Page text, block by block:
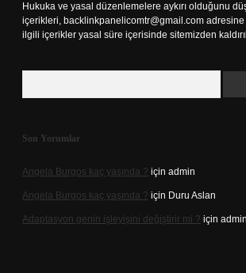
Hukuka ve yasal düzenlemelere aykırı olduğunu
içerikleri, backlinkpanelicomtr@gmail.com
ilgili içerikler yasal süre içerisinde sitemizden
Son Yorumlar
Angela Burgos kaç yaşında ? için admin
Angela Burgos kaç yaşında ? için Duru Aslan
Adaptasyon genin işleyişini değiştirir mi ? için admin